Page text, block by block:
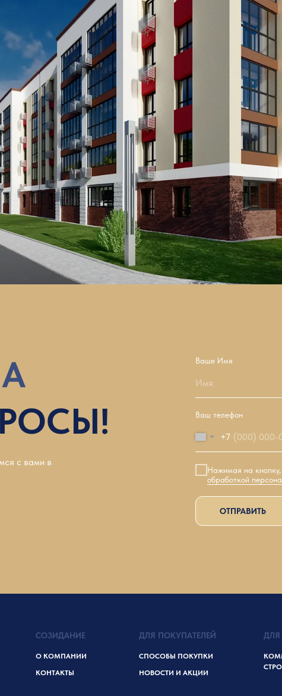
с вами в
Ваше Имя
Имя
Ваш телефон
+7
Нажимая на
обработкой
ОТПРАВИТЬ
СОЗИДАНИЕ
О КОМПАНИИ
КОНТАКТЫ
ДЛЯ ПОКУПАТЕЛЕЙ
СПОСОБЫ ПОКУПКИ
НОВОСТИ И АКЦИИ
ДЛЯ